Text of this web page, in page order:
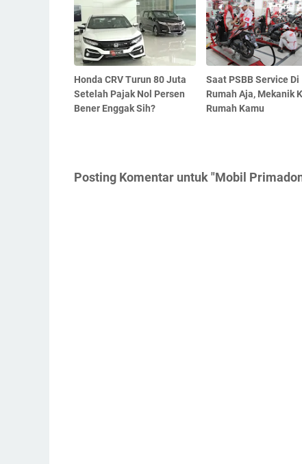
Honda CRV Turun 80 Juta
Setelah Pajak Nol Persen
Bener Enggak Sih?
Saat PSBB Service Di
Rumah Aja, Mekanik
Rumah Kamu
Posting Komentar untuk "Mobil